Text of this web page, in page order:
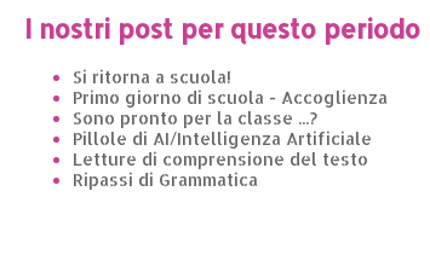
I nostri post per questo periodo
Si ritorna a scuola!
Primo giorno di scuola - Accoglienza
Sono pronto per la classe ...?
Pillole di AI/Intelligenza Artificiale
Letture di comprensione del testo
Ripassi di Grammatica